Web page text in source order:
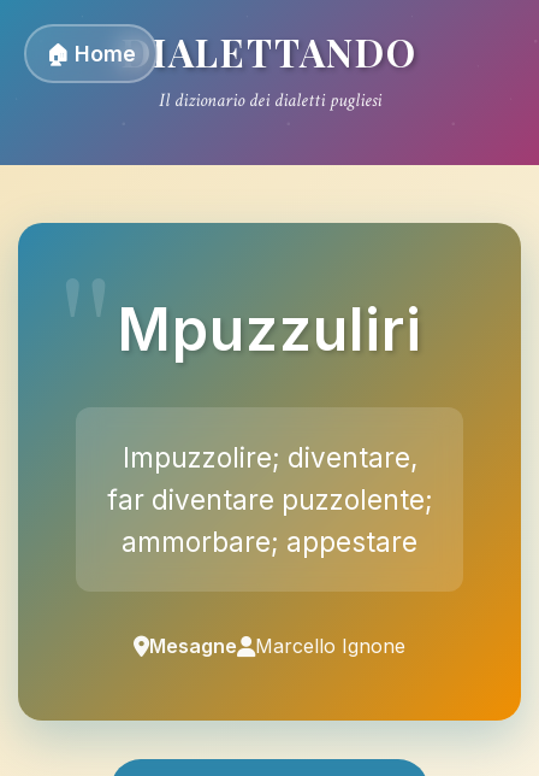
🏠 HomeDIALETTANDO
Il dizionario dei dialetti pugliesi
Mpuzzuliri
Impuzzolire; diventare,
far diventare puzzolente;
ammorbare; appestare
Mesagne Marcello Ignone